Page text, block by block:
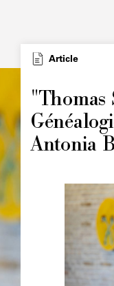
TypeArticle
"Thomas
Antonia